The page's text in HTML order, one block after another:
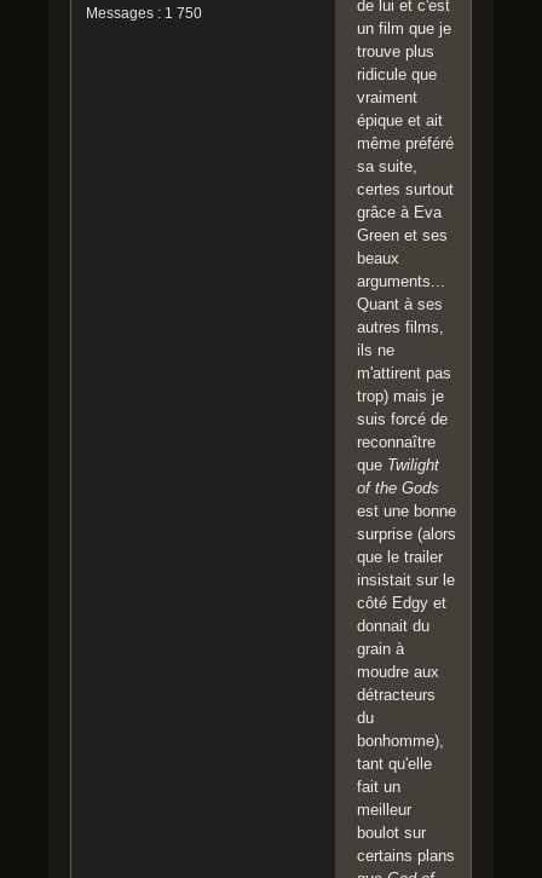
Messages : 1 750
de lui et c'est
un film que je
trouve plus
ridicule que
vraiment
épique et ait
même préféré
sa suite,
certes surtout
grâce à Eva
Green et ses
beaux
arguments...
Quant à ses
autres films,
ils ne
m'attirent pas
trop) mais je
suis forcé de
reconnaître
que Twilight
of the Gods
est une bonne
surprise (alors
que le trailer
insistait sur le
côté Edgy et
donnait du
grain à
moudre aux
détracteurs
du
bonhomme),
tant qu'elle
fait un
meilleur
boulot sur
certains plans